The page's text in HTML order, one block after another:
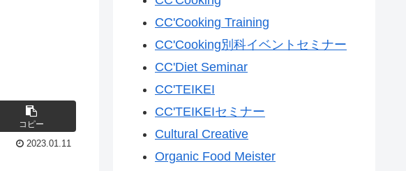
コピー
2023.01.11
CC'Cooking Training
CC'Cooking別科イベントセミナー
CC'Diet Seminar
CC'TEIKEI
CC'TEIKEIセミナー
Cultural Creative
Organic Food Meister